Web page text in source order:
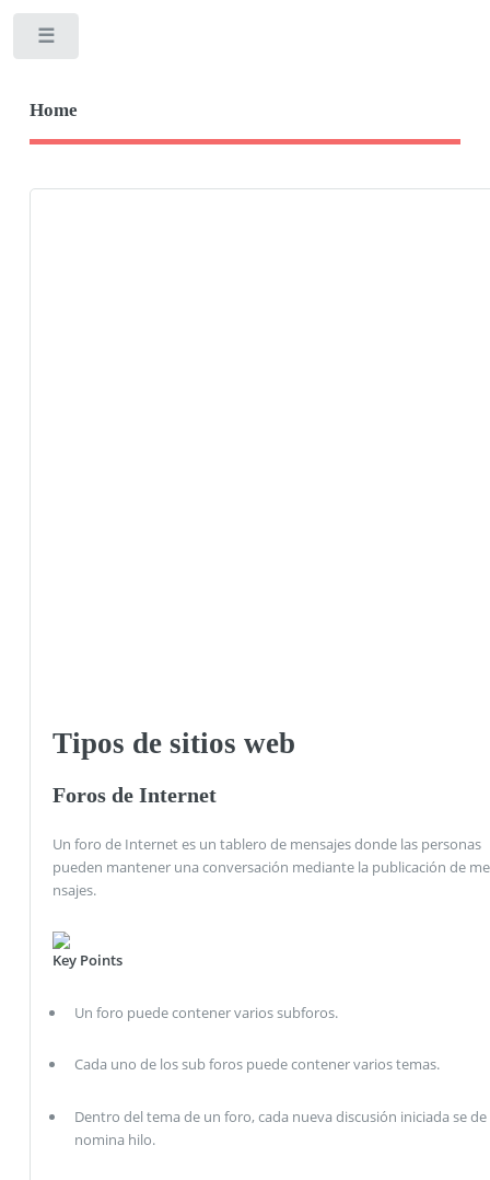
Home
Tipos de sitios web
Foros de Internet
Un foro de Internet es un tablero de mensajes donde las personas
pueden mantener una conversación mediante la publicación de me
nsajes.
Key Points
Un foro puede contener varios subforos.
Cada uno de los sub foros puede contener varios temas.
Dentro del tema de un foro, cada nueva discusión iniciada se de
nomina hilo.